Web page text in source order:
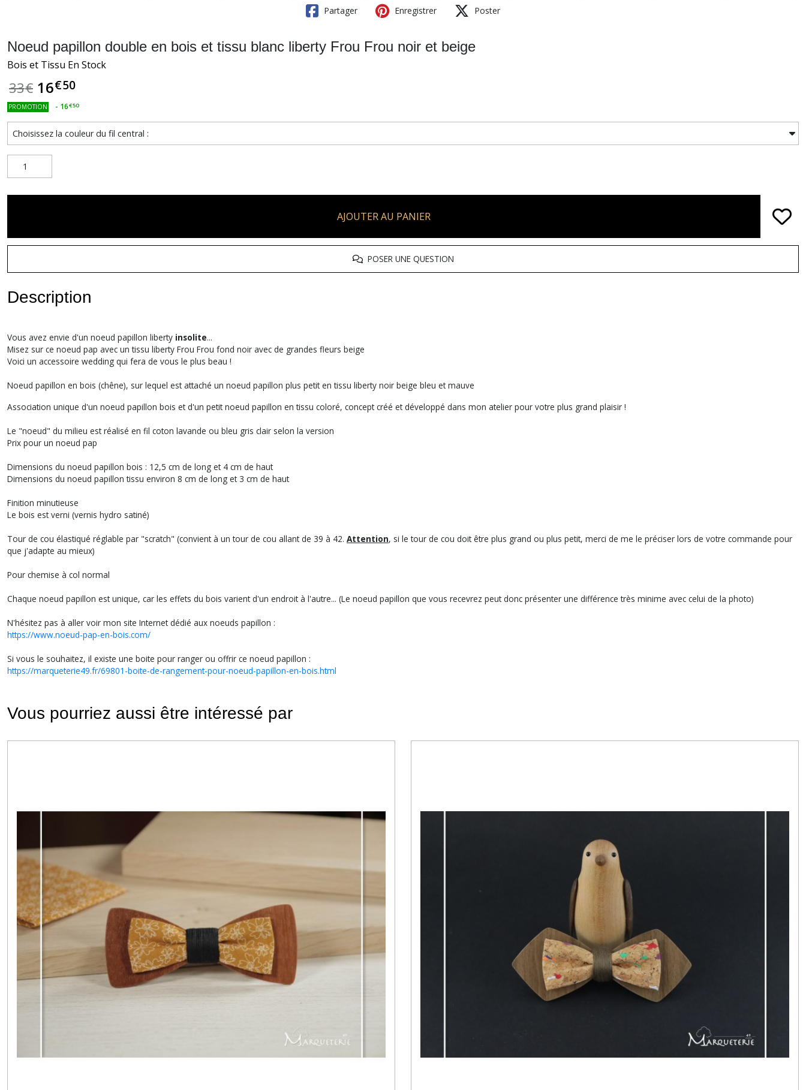
Partager Enregistrer Poster
Noeud papillon double en bois et tissu blanc liberty Frou Frou noir et beige
Bois et Tissu En Stock
33€ 16€50
PROMOTION - 16€50
AJOUTER AU PANIER
POSER UNE QUESTION
Description
Vous avez envie d'un noeud papillon liberty insolite...
Misez sur ce noeud pap avec un tissu liberty Frou Frou fond noir avec de grandes fleurs beige
Voici un accessoire wedding qui fera de vous le plus beau !
Noeud papillon en bois (chêne), sur lequel est attaché un noeud papillon plus petit en tissu liberty noir beige bleu et mauve
Association unique d'un noeud papillon bois et d'un petit noeud papillon en tissu coloré, concept créé et développé dans mon atelier pour votre plus grand plaisir !
Le "noeud" du milieu est réalisé en fil coton lavande ou bleu gris clair selon la version
Prix pour un noeud pap
Dimensions du noeud papillon bois : 12,5 cm de long et 4 cm de haut
Dimensions du noeud papillon tissu environ 8 cm de long et 3 cm de haut
Finition minutieuse
Le bois est verni (vernis hydro satiné)
Tour de cou élastiqué réglable par "scratch" (convient à un tour de cou allant de 39 à 42. Attention, si le tour de cou doit être plus grand ou plus petit, merci de me le préciser lors de votre commande pour
que j'adapte au mieux)
Pour chemise à col normal
Chaque noeud papillon est unique, car les effets du bois varient d'un endroit à l'autre... (Le noeud papillon que vous recevrez peut donc présenter une différence très minime avec celui de la photo)
N'hésitez pas à aller voir mon site Internet dédié aux noeuds papillon :
https://www.noeud-pap-en-bois.com/
Si vous le souhaitez, il existe une boite pour ranger ou offrir ce noeud papillon :
https://marqueterie49.fr/69801-boite-de-rangement-pour-noeud-papillon-en-bois.html
Vous pourriez aussi être intéressé par